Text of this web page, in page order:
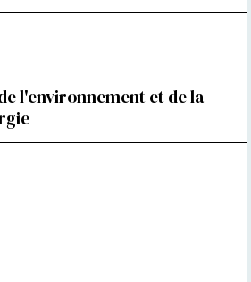
l'environnement et de la